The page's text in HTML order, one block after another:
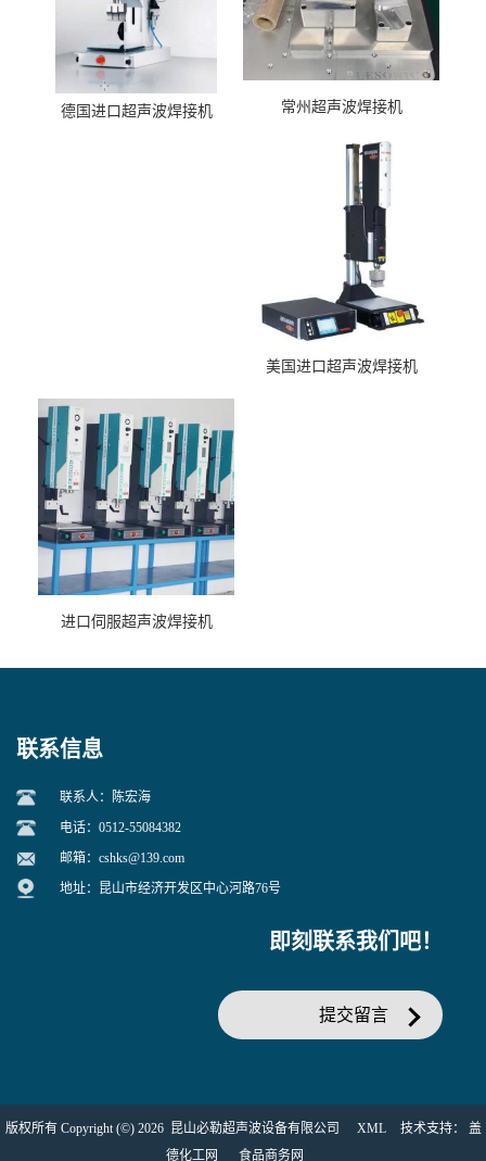
德国进口超声波焊接机 常州超声波焊接机
美国进口超声波焊接机
进口伺服超声波焊接机
联系信息
联系人：陈宏海
电话：0512-55084382
邮箱： cshks@139.com
地址：昆山市经济开发区中心河路76号
即刻联系我们吧！
提交留言
版权所有 Copyright (©) 2026 昆山必勒超声波设备有限公司 XML 技术支持： 盖
德化工网
食品商务网